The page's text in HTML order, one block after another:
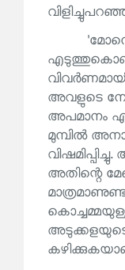
അവളുടെ
അപമാനം
മുമ്പിൽ
അതിന്റെ